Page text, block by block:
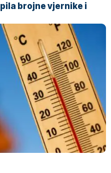
brojne vjernike i